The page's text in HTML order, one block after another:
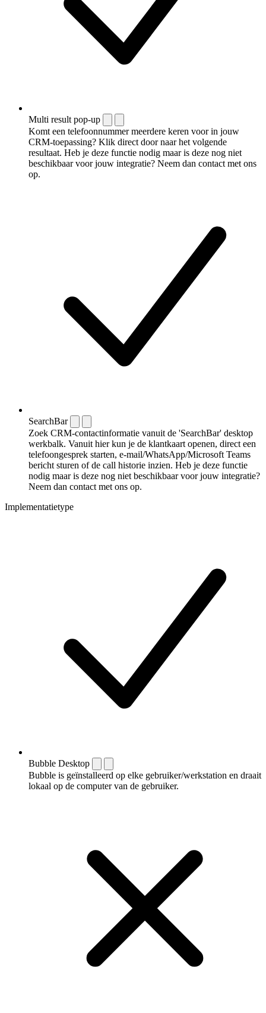
Multi result pop-up
Komt een telefoonnummer meerdere keren voor in jouw
CRM-toepassing? Klik direct door naar het volgende
resultaat. Heb je deze functie nodig maar is deze nog niet
beschikbaar voor jouw integratie? Neem dan contact met ons
op.
SearchBar
Zoek CRM-contactinformatie vanuit de 'SearchBar' desktop
werkbalk. Vanuit hier kun je de klantkaart openen, direct een
telefoongesprek starten, e-mail/WhatsApp/Microsoft Teams
bericht sturen of de call historie inzien. Heb je deze functie
nodig maar is deze nog niet beschikbaar voor jouw integratie?
Neem dan contact met ons op.
Implementatietype
Bubble Desktop
Bubble is geïnstalleerd op elke gebruiker/werkstation en draait
lokaal op de computer van de gebruiker.